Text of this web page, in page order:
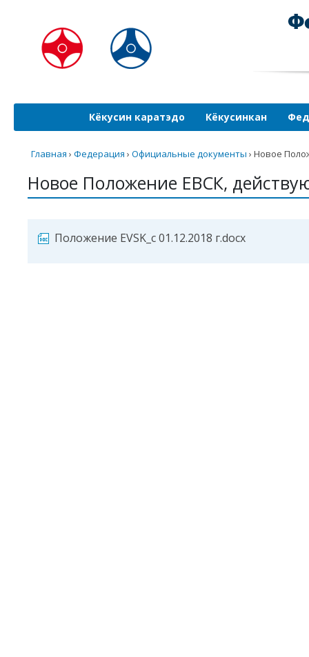
Кёкусин каратэдо Кёкусинкан
Главная › Федерация › Официальные документы › Новое
Новое Положение ЕВСК,
Положение EVSK_с 01.12.2018 г.docx